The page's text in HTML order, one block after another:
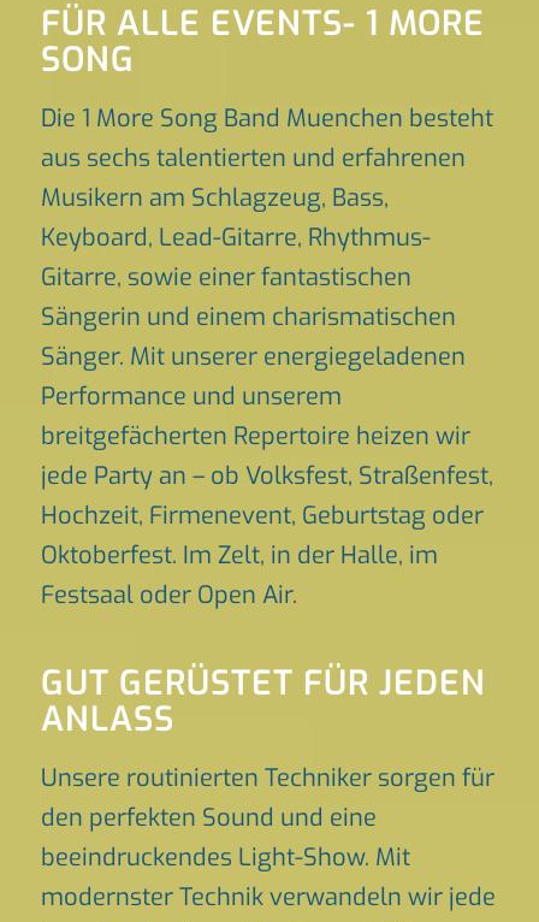
FÜR ALLE EVENTS- 1 MORE
SONG
Die 1 More Song Band Muenchen besteht
aus sechs talentierten und erfahrenen
Musikern am Schlagzeug, Bass,
Keyboard, Lead-Gitarre, Rhythmus-
Gitarre, sowie einer fantastischen
Sängerin und einem charismatischen
Sänger. Mit unserer energiegeladenen
Performance und unserem
breitgefächerten Repertoire heizen wir
jede Party an – ob Volksfest, Straßenfest,
Hochzeit, Firmenevent, Geburtstag oder
Oktoberfest. Im Zelt, in der Halle, im
Festsaal oder Open Air.
GUT GERÜSTET FÜR JEDEN
ANLASS
Unsere routinierten Techniker sorgen für
den perfekten Sound und eine
beeindruckendes Light-Show. Mit
modernster Technik verwandeln wir jede